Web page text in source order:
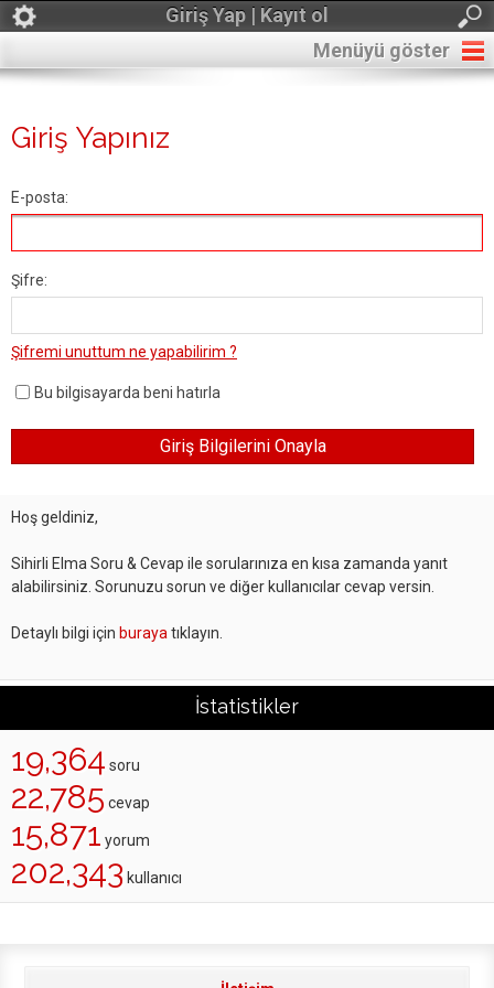
Giriş Yap | Kayıt ol
Menüyü göster
Giriş Yapınız
E-posta:
Şifre:
Şifremi unuttum ne yapabilirim ?
Bu bilgisayarda beni hatırla
Hoş geldiniz,
Sihirli Elma Soru & Cevap ile sorularınıza en kısa zamanda yanıt
alabilirsiniz. Sorunuzu sorun ve diğer kullanıcılar cevap versin.
Detaylı bilgi için buraya tıklayın.
İstatistikler
19,364 soru
22,785 cevap
15,871 yorum
202,343 kullanıcı